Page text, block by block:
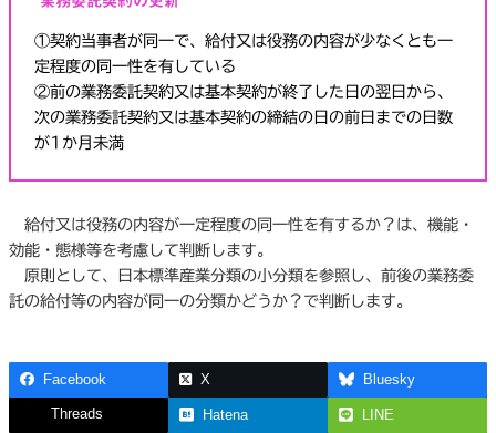
①契約当事者が同一で、給付又は役務の内容が少なくとも一
定程度の同一性を有している
②前の業務委託契約又は基本契約が終了した日の翌日から、
次の業務委託契約又は基本契約の締結の日の前日までの日数
が1か月未満
給付又は役務の内容が一定程度の同一性を有するか？は、機能・
効能・態様等を考慮して判断します。
原則として、日本標準産業分類の小分類を参照し、前後の業務委
託の給付等の内容が同一の分類かどうか？で判断します。
Facebook X Bluesky
Threads Hatena LINE